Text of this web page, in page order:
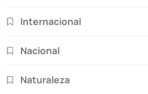
Internacional
Nacional
Naturaleza